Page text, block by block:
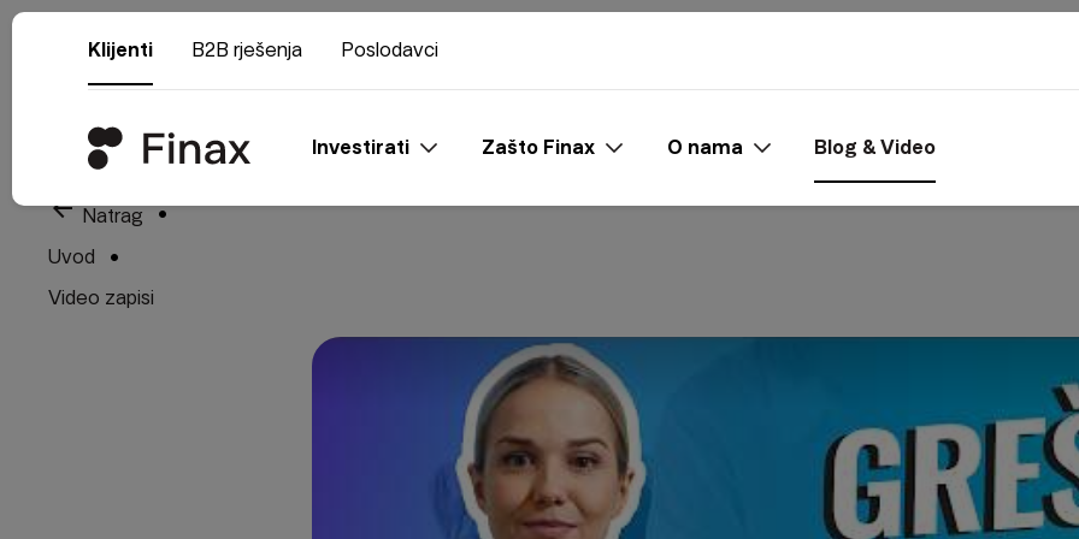
Klijenti B2B rješenja Poslodavci
Investirati Zašto Finax O nama Blog & Video
arrow_back Natrag
Uvod
Video zapisi